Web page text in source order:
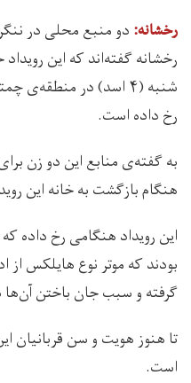
رخشانه: دو منبع محلی در
شنبه (۴ اسد) در
رخ داده است.
به گفته‌ی منابع این دو زن
هنگام بازگشت به خانه این
این رویداد هنگامی رخ داده
بودند که موتر نوع هایلکس از
گرفته و سبب جان باختن
تا هنوز هویت و سن قربانیان
است.